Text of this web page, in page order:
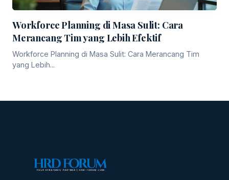
Workforce Planning di Masa Sulit: Cara
Merancang Tim yang Lebih Efektif
Workforce Planning di Masa Sulit: Cara Merancang Tim
yang Lebih...